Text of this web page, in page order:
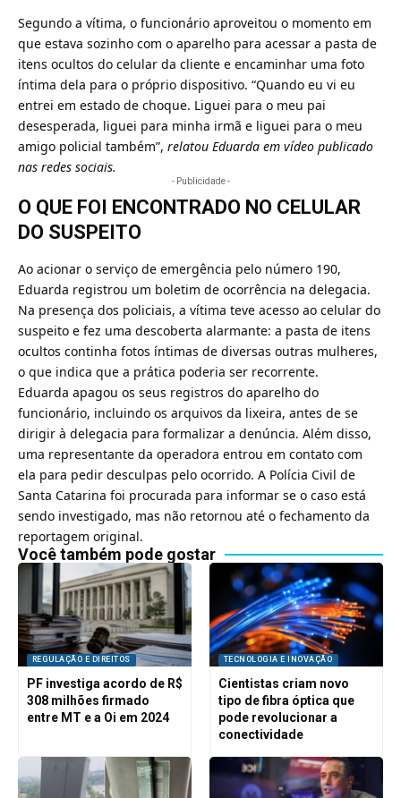
Segundo a vítima, o funcionário aproveitou o momento em
que estava sozinho com o aparelho para acessar a pasta de
itens ocultos do celular da cliente e encaminhar uma foto
íntima dela para o próprio dispositivo. “Quando eu vi eu
entrei em estado de choque. Liguei para o meu pai
desesperada, liguei para minha irmã e liguei para o meu
amigo policial também”, relatou Eduarda em vídeo publicado
nas redes sociais.
- Publicidade -
O QUE FOI ENCONTRADO NO CELULAR
DO SUSPEITO
Ao acionar o serviço de emergência pelo número 190,
Eduarda registrou um boletim de ocorrência na delegacia.
Na presença dos policiais, a vítima teve acesso ao celular do
suspeito e fez uma descoberta alarmante: a pasta de itens
ocultos continha fotos íntimas de diversas outras mulheres,
o que indica que a prática poderia ser recorrente.
Eduarda apagou os seus registros do aparelho do
funcionário, incluindo os arquivos da lixeira, antes de se
dirigir à delegacia para formalizar a denúncia. Além disso,
uma representante da operadora entrou em contato com
ela para pedir desculpas pelo ocorrido. A Polícia Civil de
Santa Catarina foi procurada para informar se o caso está
sendo investigado, mas não retornou até o fechamento da
reportagem original.
Você também pode gostar
REGULAÇÃO E DIREITOS
PF investiga acordo de R$
308 milhões firmado
entre MT e a Oi em 2024
TECNOLOGIA E INOVAÇÃO
Cientistas criam novo
tipo de fibra óptica que
pode revolucionar a
conectividade